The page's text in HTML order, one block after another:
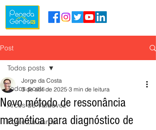
Post
Todos posts
Arcos de Valdevez
Ponte da Barca
Todos posts
Novo método de ressonância
magnética para diagnóstico de
Jorge da Costa
3 de abr. de 2025 3 min de leitura